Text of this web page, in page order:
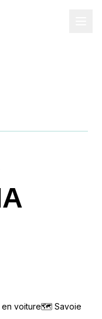
en voiture🗺 Savoie